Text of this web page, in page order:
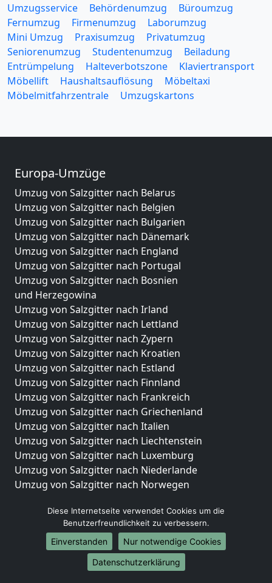
Umzugsservice Behördenumzug
Büroumzug
Fernumzug
Firmenumzug
Laborumzug
Mini Umzug
Praxisumzug
Privatumzug
Seniorenumzug
Studentenumzug
Beiladung
Entrümpelung
Halteverbotszone
Klaviertransport
Möbellift
Haushaltsauflösung
Möbeltaxi
Möbelmitfahrzentrale
Umzugskartons
Europa-Umzüge
Umzug von Salzgitter nach Belarus
Umzug von Salzgitter nach Belgien
Umzug von Salzgitter nach Bulgarien
Umzug von Salzgitter nach Dänemark
Umzug von Salzgitter nach England
Umzug von Salzgitter nach Portugal
Umzug von Salzgitter nach Bosnien
und Herzegowina
Umzug von Salzgitter nach Irland
Umzug von Salzgitter nach Lettland
Umzug von Salzgitter nach Zypern
Umzug von Salzgitter nach Kroatien
Umzug von Salzgitter nach Estland
Umzug von Salzgitter nach Finnland
Umzug von Salzgitter nach Frankreich
Umzug von Salzgitter nach Griechenland
Umzug von Salzgitter nach Italien
Umzug von Salzgitter nach Liechtenstein
Umzug von Salzgitter nach Luxemburg
Umzug von Salzgitter nach Niederlande
Umzug von Salzgitter nach Norwegen
Umzüge-Deutschlandweit
Umzug von Salzgitter nach Berlin
Umzug von Salzgitter nach Hamburg
Umzug von Salzgitter nach München
Umzug von Salzgitter nach Köln
Diese Internetseite verwendet Cookies um die
Benutzerfreundlichkeit zu verbessern.
Einverstanden
Nur notwendige Cookies
Datenschutzerklärung